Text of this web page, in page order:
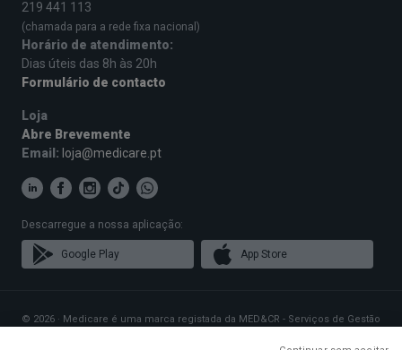
219 441 113
(chamada para a rede fixa nacional)
Horário de atendimento:
Dias úteis das 8h às 20h
Formulário de contacto
Loja
Abre Brevemente
Email: loja@medicare.pt
Descarregue a nossa aplicação:
Google Play App Store
© 2026 · Medicare é uma marca registada da MED&CR - Serviços de Gestão